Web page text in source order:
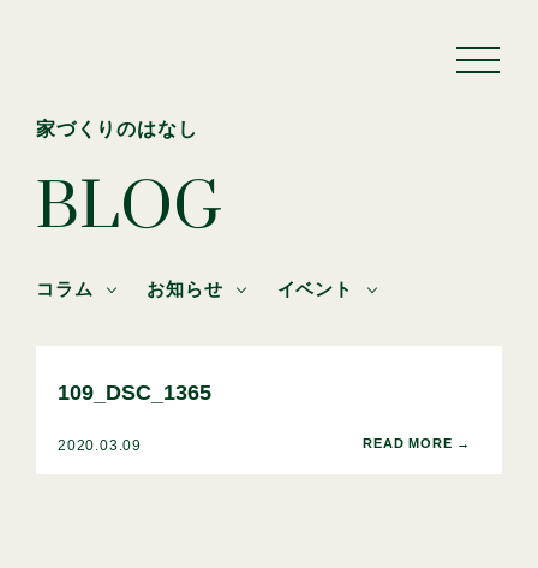
家づくりのはなし
BLOG
コラム お知らせ イベント
109_DSC_1365
2020.03.09